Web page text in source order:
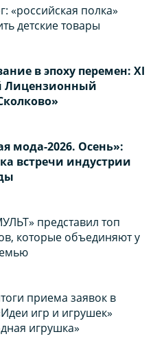
«российская полка»
детские товары
в эпоху перемен: XI
Лицензионный
мода-2026. Осень»:
встречи индустрии
представил топ
которые объединяют у
приема заявок в
игр и игрушек»
игрушка»